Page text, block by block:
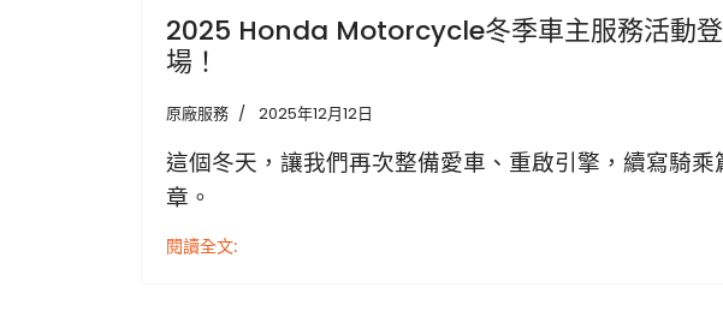
2025 Honda Motorcycle冬季車主服務活動登
場！
原廠服務 2025年12月12日
這個冬天，讓我們再次整備愛車、重啟引擎，續寫騎乘
章。
閱讀全文: